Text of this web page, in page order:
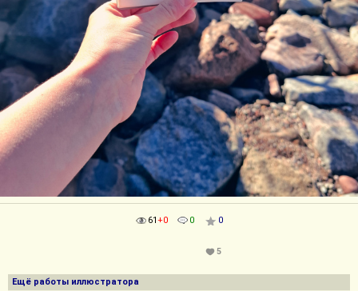
61+0 0 0
5
Ещё работы иллюстратора